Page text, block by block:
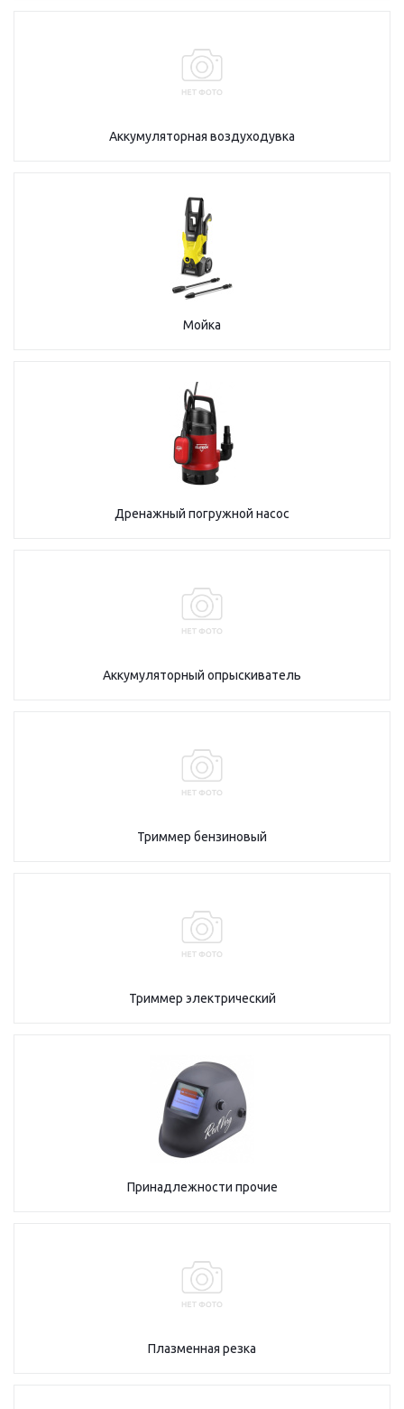
Аккумуляторная воздуходувка
Мойка
Дренажный погружной насос
Аккумуляторный опрыскиватель
Триммер бензиновый
Триммер электрический
Принадлежности прочие
Плазменная резка